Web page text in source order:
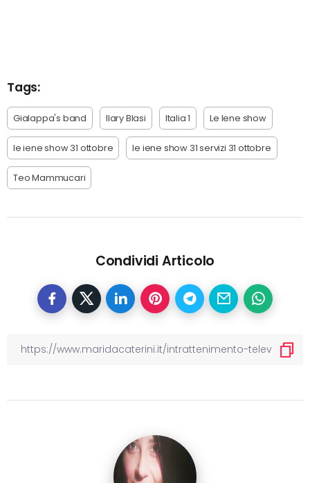
Tags:
Gialappa's band Ilary Blasi Italia 1 Le Iene show
le iene show 31 ottobre le iene show 31 servizi 31 ottobre
Teo Mammucari
Condividi Articolo